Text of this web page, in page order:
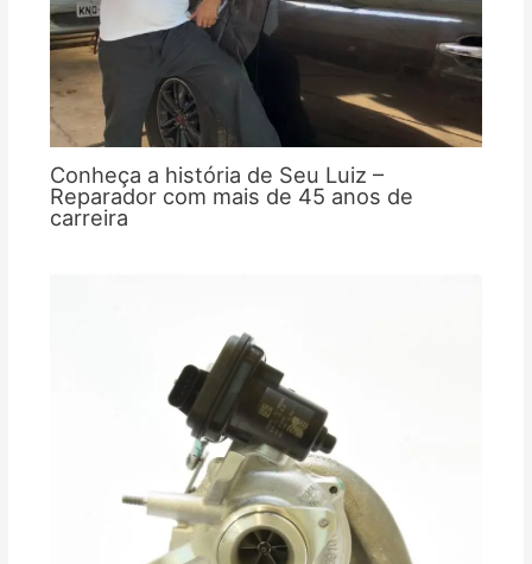
Conheça a história de Seu Luiz –
Reparador com mais de 45 anos de
carreira